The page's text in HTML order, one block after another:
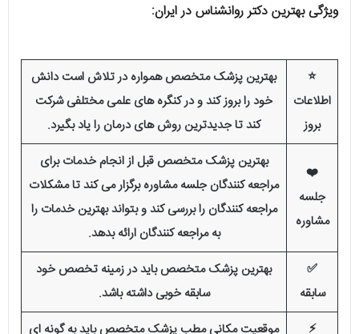
ویژگی بهترین دکتر روانشناس در ایران:
⭐
اطلاعات
بروز
بهترین پزشک متخصص همواره در تلاش است دانش
خود را بروز کند و در کنگره های علمی مختلفی شرکت
کند تا جدیدترین روش های درمان را یاد بگیرد.
❤️
جلسه
مشاوره
بهترین پزشک متخصص قبل از انجام خدمات برای
مراجعه کنندگان جلسه مشاوره برگزار می کند تا مشکلات
مراجعه کنندگان را بررسی کند و بتواند بهترین خدمات را
به مراجعه کنندگان ارائه بدهد.
✅
سابقه
بهترین پزشک متخصص باید در زمینه تخصص خود
سابقه خوبی داشته باشد.
⚡️
موقعیت مکانی مطب پزشک متخصص باید به گونه ای